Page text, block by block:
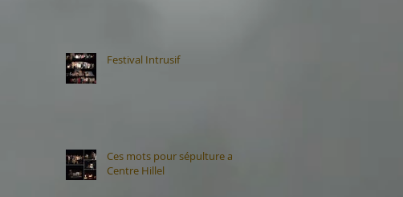
Festival Intrusif
Ces mots pour sépulture au
Centre Hillel